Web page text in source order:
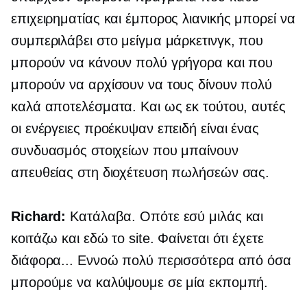
επιχειρηματίας και έμπορος λιανικής μπορεί να
συμπεριλάβει στο μείγμα μάρκετινγκ, που
μπορούν να κάνουν πολύ γρήγορα και που
μπορούν να αρχίσουν να τους δίνουν πολύ
καλά αποτελέσματα. Και ως εκ τούτου, αυτές
οι ενέργειες προέκυψαν επειδή είναι ένας
συνδυασμός στοιχείων που μπαίνουν
απευθείας στη διοχέτευση πωλήσεών σας.
Richard: Κατάλαβα. Οπότε εσύ μιλάς και
κοιτάζω και εδώ το site. Φαίνεται ότι έχετε
διάφορα... Εννοώ πολύ περισσότερα από όσα
μπορούμε να καλύψουμε σε μία εκπομπή.